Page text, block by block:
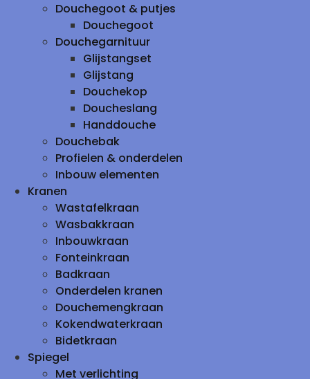
Douchegoot & putjes
Douchegoot
Douchegarnituur
Glijstangset
Glijstang
Douchekop
Doucheslang
Handdouche
Douchebak
Profielen & onderdelen
Inbouw elementen
Kranen
Wastafelkraan
Wasbakkraan
Inbouwkraan
Fonteinkraan
Badkraan
Onderdelen kranen
Douchemengkraan
Kokendwaterkraan
Bidetkraan
Spiegel
Met verlichting